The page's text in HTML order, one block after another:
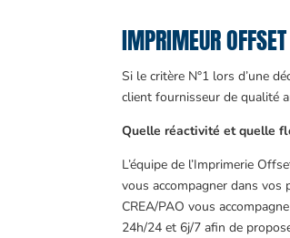
IMPRIMEUR
Si le critère N°1 lors d’une
client fournisseur de qualité
Quelle réactivité et quelle
L’équipe de l’Imprimerie
vous accompagner dans vos
CREA/PAO vous
24h/24 et 6j/7 afin de